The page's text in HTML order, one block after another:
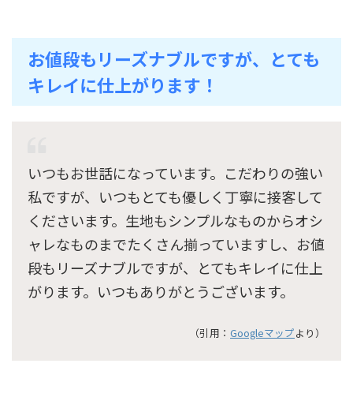
お値段もリーズナブルですが、とても
キレイに仕上がります！
いつもお世話になっています。こだわりの強い
私ですが、いつもとても優しく丁寧に接客して
くださいます。生地もシンプルなものからオシ
ャレなものまでたくさん揃っていますし、お値
段もリーズナブルですが、とてもキレイに仕上
がります。いつもありがとうございます。
（引用： Googleマップより）